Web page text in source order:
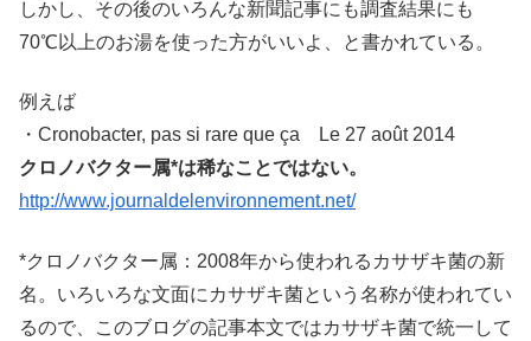
しかし、その後のいろんな新聞記事にも調査結果にも
70℃以上のお湯を使った方がいいよ、と書かれている。
例えば
・Cronobacter, pas si rare que ça Le 27 août 2014
クロノバクター属*は稀なことではない。
http://www.journaldelenvironnement.net/
*クロノバクター属：2008年から使われるカサザキ菌の新
名。いろいろな文面にカサザキ菌という名称が使われてい
るので、このブログの記事本文ではカサザキ菌で統一して